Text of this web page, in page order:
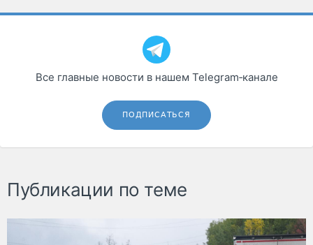
Все главные новости в нашем Telegram‑канале
ПОДПИСАТЬСЯ
Публикации по теме